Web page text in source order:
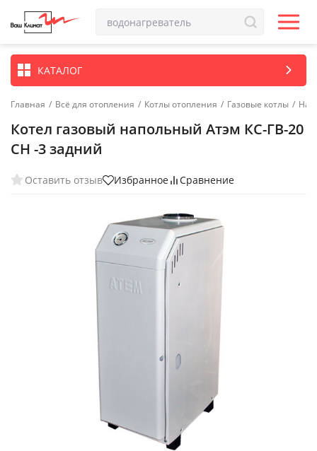
КАТАЛОГ
Главная / Всё для отопления / Котлы отопления / Газовые котлы /
Котел газовый напольный Атэм КС-ГВ-20
СН -3 задний
Оставить отзыв Избранное Сравнение